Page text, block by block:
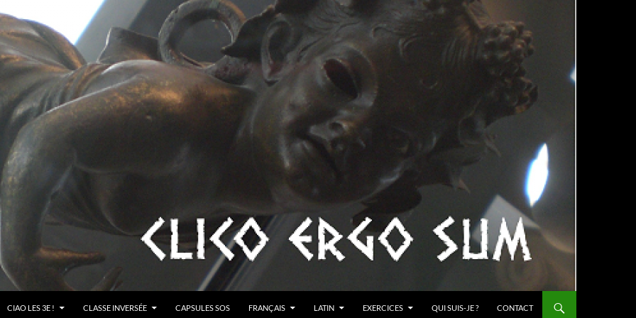
CIAO LES 3E ! CLASSE INVERSÉE CAPSULES SOS FRANÇAIS LATIN EXERCICES QUI SUIS-JE ? CONTACT